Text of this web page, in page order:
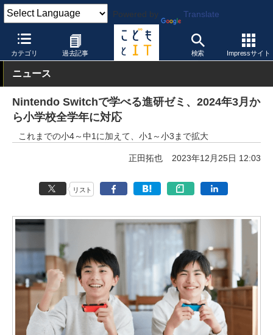
Powered by Translate
カテゴリ 過去記事 検索 Impressサイト
こどもとIT 製品・サービス
ニュース
Nintendo Switchで学べる進研ゼミ、2024年3月か
ら小学校全学年に対応
これまでの小4～中1に加えて、小1～小3まで拡大
正田拓也 2023年12月25日 12:03
リスト